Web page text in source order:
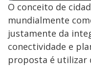
O conceito de
mundialmente
justamente da
conectividade e
proposta é utilizar